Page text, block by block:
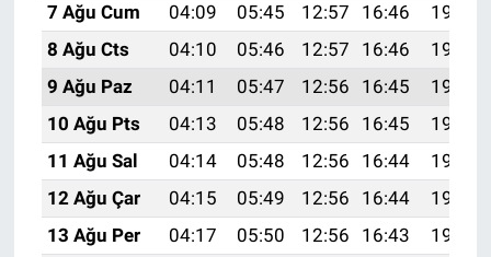
7 Ağu Cum
04:09 05:45 12:57 16:46
19:59
8 Ağu Cts
04:10 05:46 12:57 16:46
19:57
9 Ağu Paz
04:11 05:47 12:56 16:45
19:56
10 Ağu Pts
04:13 05:48 12:56 16:45
19:55
11 Ağu Sal
04:14 05:48 12:56 16:44
19:54
12 Ağu Çar
04:15 05:49 12:56 16:44
19:53
13 Ağu Per
04:17 05:50 12:56 16:43
19:51